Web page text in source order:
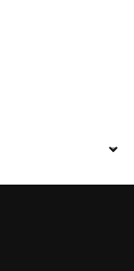
peuvent être